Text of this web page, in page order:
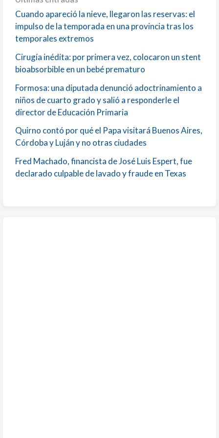
Cuando apareció la nieve, llegaron las reservas: el
impulso de la temporada en una provincia tras los
temporales extremos
Cirugía inédita: por primera vez, colocaron un stent
bioabsorbible en un bebé prematuro
Formosa: una diputada denunció adoctrinamiento a
niños de cuarto grado y salió a responderle el
director de Educación Primaria
Quirno contó por qué el Papa visitará Buenos Aires,
Córdoba y Luján y no otras ciudades
Fred Machado, financista de José Luis Espert, fue
declarado culpable de lavado y fraude en Texas